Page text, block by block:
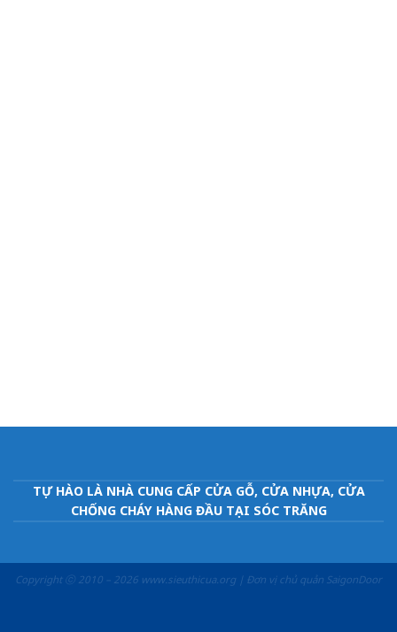
TỰ HÀO LÀ NHÀ CUNG CẤP CỬA GỖ, CỬA NHỰA, CỬA
CHỐNG CHÁY HÀNG ĐẦU TẠI SÓC TRĂNG
Copyright ⓒ 2010 – 2026 www.sieuthicua.org | Đơn vị chủ quản SaigonDoor